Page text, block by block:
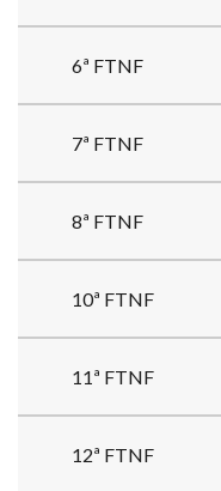
6ª FTNF
7ª FTNF
8ª FTNF
10ª FTNF
11ª FTNF
12ª FTNF